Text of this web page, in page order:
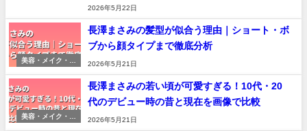
2026年5月22日
美容・メイク・印
長澤まさみの髪型が似合う理由｜ショート・ボ
ブから顔タイプまで徹底分析
2026年5月21日
美容・メイク・印
長澤まさみの若い頃が可愛すぎる！10代・20
代のデビュー時の昔と現在を画像で比較
2026年5月21日